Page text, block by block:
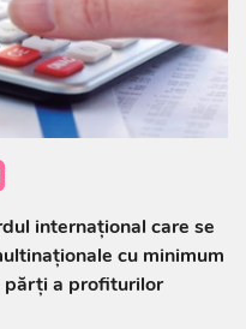
internaţional care se
cu minimum
părţi a profiturilor